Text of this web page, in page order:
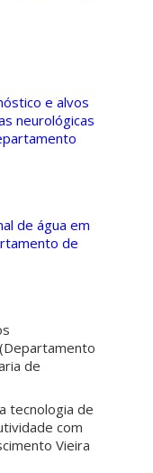
e alvos
neurológicas
de água em
de
de
tecnologia de
com
Vieira